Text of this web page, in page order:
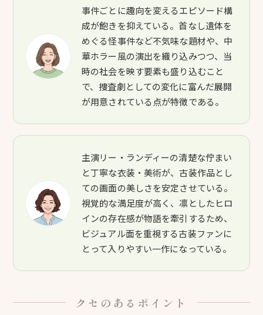
事件ごとに趣向を変えるエピソード構
成が飽きを抑えている。首なし遺体を
めぐる怪事件など不気味な題材や、中
華ホラー風の演出を織り込みつつ、当
時の社会を映す要素も盛り込むこと
で、捜査劇としての変化に富んだ展開
が用意されている点が特徴である。
主演リー・ランディーの清楚な佇まい
と丁寧な衣装・美術が、古装作品とし
ての画面の美しさを安定させている。
視覚的な満足度が高く、凛としたヒロ
インの存在感が物語を牽引するため、
ビジュアル面を重視する古装ファンに
とって入りやすい一作になっている。
クセのあるポイント